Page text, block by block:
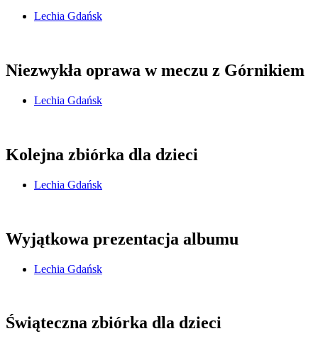
Lechia Gdańsk
Niezwykła oprawa w meczu z Górnikiem
Lechia Gdańsk
Kolejna zbiórka dla dzieci
Lechia Gdańsk
Wyjątkowa prezentacja albumu
Lechia Gdańsk
Świąteczna zbiórka dla dzieci